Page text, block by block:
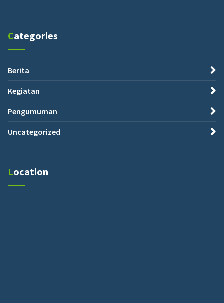
Categories
Berita
Kegiatan
Pengumuman
Uncategorized
Location